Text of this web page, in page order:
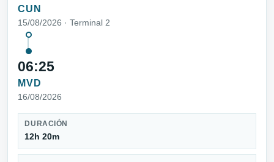
CUN
15/08/2026 · Terminal 2
06:25
MVD
16/08/2026
DURACIÓN
12h 20m